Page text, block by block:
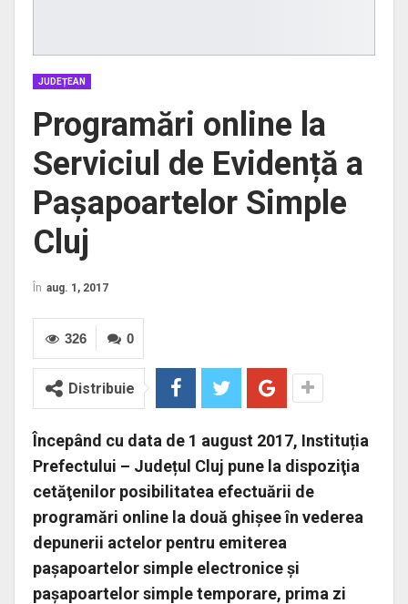
JUDEȚEAN
Programări online la
Serviciul de Evidență a
Pașapoartelor Simple
Cluj
În aug. 1, 2017
0
326
Distribuie
Începând cu data de 1 august 2017, Instituția
Prefectului – Județul Cluj pune la dispoziţia
cetăţenilor posibilitatea efectuării de
programări online la două ghișee în vederea
depunerii actelor pentru emiterea
paşapoartelor simple electronice şi
paşapoartelor simple temporare, prima zi